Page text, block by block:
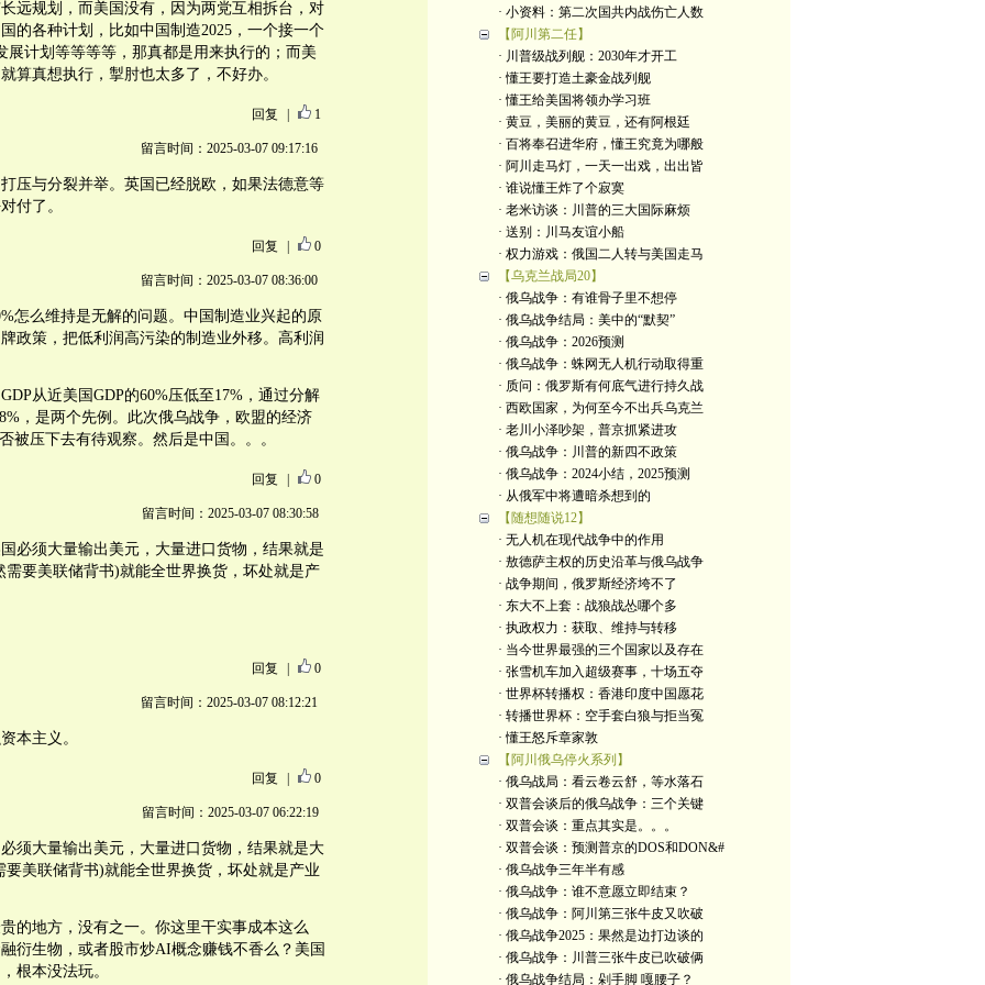
远规划，而美国没有，因为两党互相拆台，对
的各种计划，比如中国制造2025，一个接一个
展计划等等等等，那真都是用来执行的；而美
算真想执行，掣肘也太多了，不好办。
回复 1
留言时间：2025-03-07 09:17:16
压与分裂并举。英国已经脱欧，如果法德意等
付了。
回复 0
留言时间：2025-03-07 08:36:00
怎么维持是无解的问题。中国制造业兴起的原
政策，把低利润高污染的制造业外移。高利润
从近美国GDP的60%压低至17%，通过分解
，是两个先例。此次俄乌战争，欧盟的经济
被压下去有待观察。然后是中国。。。
回复 0
留言时间：2025-03-07 08:30:58
必须大量输出美元，大量进口货物，结果就是
要美联储背书)就能全世界换货，坏处就是产
回复 0
留言时间：2025-03-07 08:12:21
本主义。
回复 0
留言时间：2025-03-07 06:22:19
须大量输出美元，大量进口货物，结果就是大
美联储背书)就能全世界换货，坏处就是产业
的地方，没有之一。你这里干实事成本这么
衍生物，或者股市炒AI概念赚钱不香么？美国
根本没法玩。
· 小资料：第二次国共内战伤亡人数
【阿川第二任】
· 川普级战列舰：2030年才开工
· 懂王要打造土豪金战列舰
· 懂王给美国将领办学习班
· 黄豆，美丽的黄豆，还有阿根廷
· 百将奉召进华府，懂王究竟为哪般
· 阿川走马灯，一天一出戏，出出皆
· 谁说懂王炸了个寂寞
· 老米访谈：川普的三大国际麻烦
· 送别：川马友谊小船
· 权力游戏：俄国二人转与美国走马
【乌克兰战局20】
· 俄乌战争：有谁骨子里不想停
· 俄乌战争结局：美中的“默契”
· 俄乌战争：2026预测
· 俄乌战争：蛛网无人机行动取得重
· 质问：俄罗斯有何底气进行持久战
· 西欧国家，为何至今不出兵乌克兰
· 老川小泽吵架，普京抓紧进攻
· 俄乌战争：川普的新四不政策
· 俄乌战争：2024小结，2025预测
· 从俄军中将遭暗杀想到的
【随想随说12】
· 无人机在现代战争中的作用
· 敖德萨主权的历史沿革与俄乌战争
· 战争期间，俄罗斯经济垮不了
· 东大不上套：战狼战怂哪个多
· 执政权力：获取、维持与转移
· 当今世界最强的三个国家以及存在
· 张雪机车加入超级赛事，十场五夺
· 世界杯转播权：香港印度中国愿花
· 转播世界杯：空手套白狼与拒当冤
· 懂王怒斥章家敦
【阿川俄乌停火系列】
· 俄乌战局：看云卷云舒，等水落石
· 双普会谈后的俄乌战争：三个关键
· 双普会谈：重点其实是。。。
· 双普会谈：预测普京的DOS和DON&#
· 俄乌战争三年半有感
· 俄乌战争：谁不意愿立即结束？
· 俄乌战争：阿川第三张牛皮又吹破
· 俄乌战争2025：果然是边打边谈的
· 俄乌战争：川普三张牛皮已吹破俩
· 俄乌战争结局：剁手脚 嘎腰子？